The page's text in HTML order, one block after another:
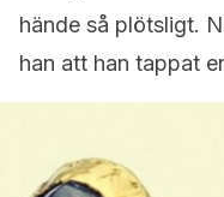
hände så plötsligt.
han att han tappat